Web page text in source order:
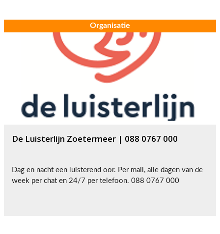
Organisatie
De Luisterlijn Zoetermeer | 088 0767 000
Dag en nacht een luisterend oor. Per mail, alle dagen van de
week per chat en 24/7 per telefoon. 088 0767 000